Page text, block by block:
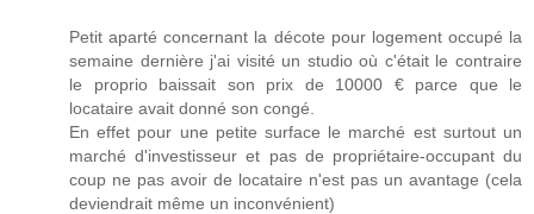
Petit aparté concernant la décote pour logement occupé la
semaine dernière j'ai visité un studio où c'était le contraire
le proprio baissait son prix de 10000 € parce que le
locataire avait donné son congé.
En effet pour une petite surface le marché est surtout un
marché d'investisseur et pas de propriétaire-occupant du
coup ne pas avoir de locataire n'est pas un avantage (cela
deviendrait même un inconvénient)